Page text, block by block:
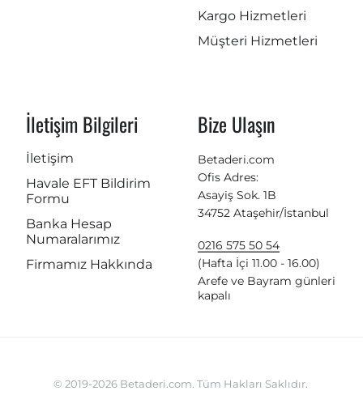
Kargo Hizmetleri
Müşteri Hizmetleri
İletişim Bilgileri
İletişim
Havale EFT Bildirim
Formu
Banka Hesap
Numaralarımız
Firmamız Hakkında
Bize Ulaşın
Betaderi.com
Ofis Adres:
Asayiş Sok. 1B
34752 Ataşehir/İstanbul
0216 575 50 54
(Hafta İçi 11.00 - 16.00)
Arefe ve Bayram günleri
kapalı
© 2019-2026 Betaderi.com. Tüm Hakları Saklıdır.